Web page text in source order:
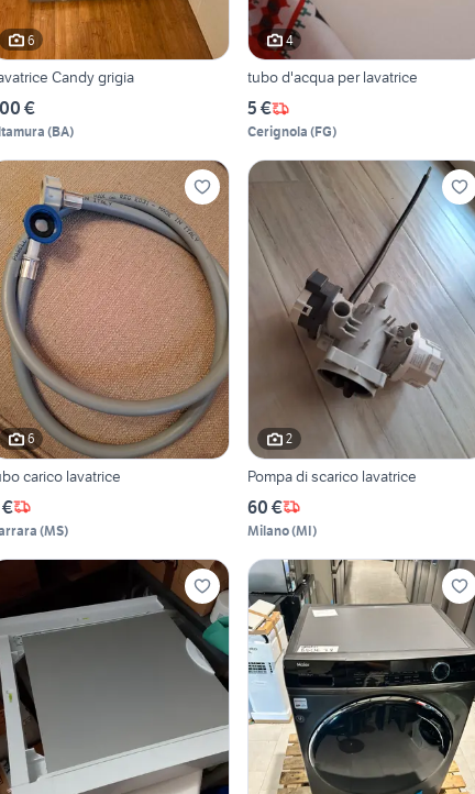
6
Candy grigia
€
(BA)
4
tubo d'acqua per lavatrice
5 €
Cerignola (FG)
6
carico lavatrice
(MS)
2
Pompa di scarico lavatrice
60 €
Milano(MI)